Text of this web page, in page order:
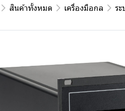
สินค้าทั้งหมด เครื่องมือกล ร